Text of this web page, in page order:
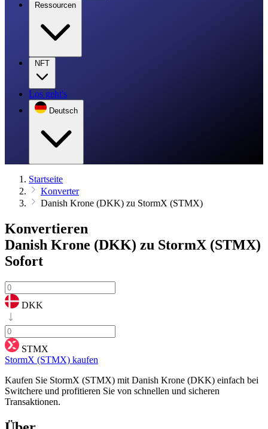
Ressourcen
NFT
Los geht's
Deutsch
Startseite
Konverter
Danish Krone (DKK) zu StormX (STMX)
Konvertieren
Danish Krone (DKK) zu StormX (STMX)
Sofort
DKK
STMX
StormX (STMX) kaufen
Kaufen Sie StormX (STMX) mit Danish Krone (DKK) einfach bei
Switchere und profitieren Sie von schnellen und sicheren
Transaktionen.